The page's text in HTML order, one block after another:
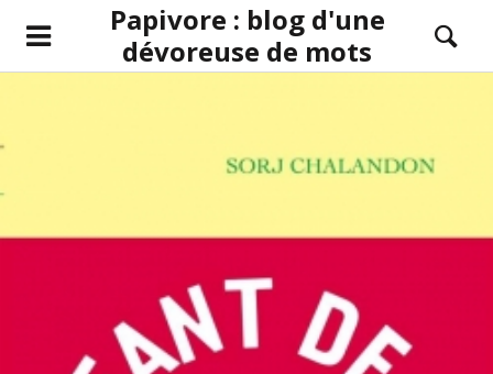
Papivore : blog d'une
dévoreuse de mots